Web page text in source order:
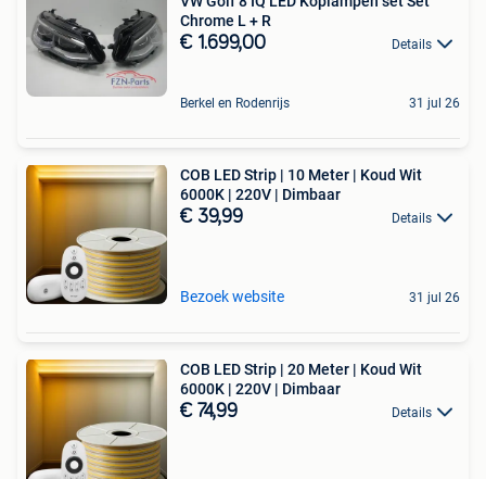
Chrome L + R
€ 1.699,00 Details
Berkel en Rodenrijs 31 jul 26
COB LED Strip | 10 Meter | Koud Wit
6000K | 220V | Dimbaar
€ 39,99 Details
Bezoek website 31 jul 26
COB LED Strip | 20 Meter | Koud Wit
6000K | 220V | Dimbaar
€ 74,99 Details